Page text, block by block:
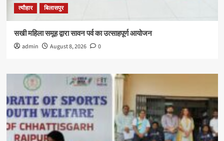
त्यौहार बिलासपुर
सखी महिला समूह द्वारा सावन पर्व का उत्साहपूर्ण आयोजन
admin August 8, 2026 0